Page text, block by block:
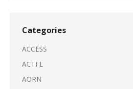
Categories
ACCESS
ACTFL
AORN